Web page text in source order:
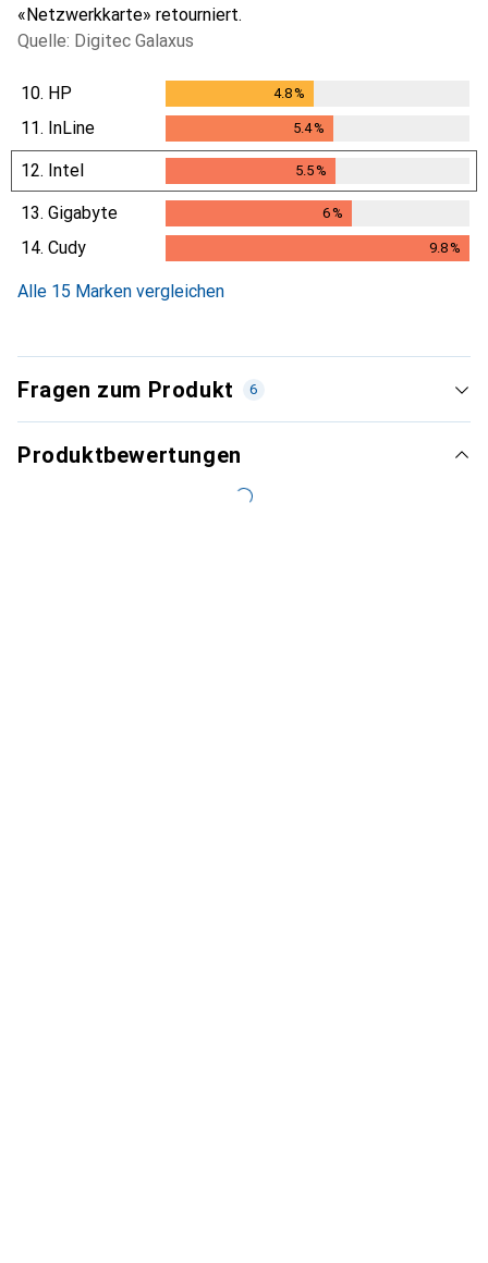
«Netzwerkkarte» retourniert.
Quelle: Digitec Galaxus
10. HP 4.8%
11. InLine 5.4%
12. Intel 5.5%
13. Gigabyte 6%
14. Cudy 9.8%
Alle 15 Marken vergleichen
Fragen zum Produkt 6
Produktbewertungen